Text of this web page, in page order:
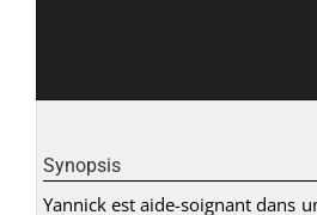
Synopsis
Yannick est aide-soignant dans